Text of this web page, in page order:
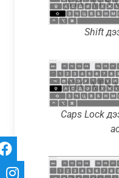
Shift
Caps Lock